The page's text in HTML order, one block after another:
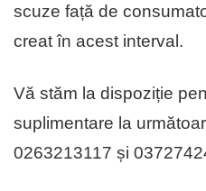
scuze față de
creat în acest interval.
Vă stăm la dispoziție
suplimentare la
0263213117 și